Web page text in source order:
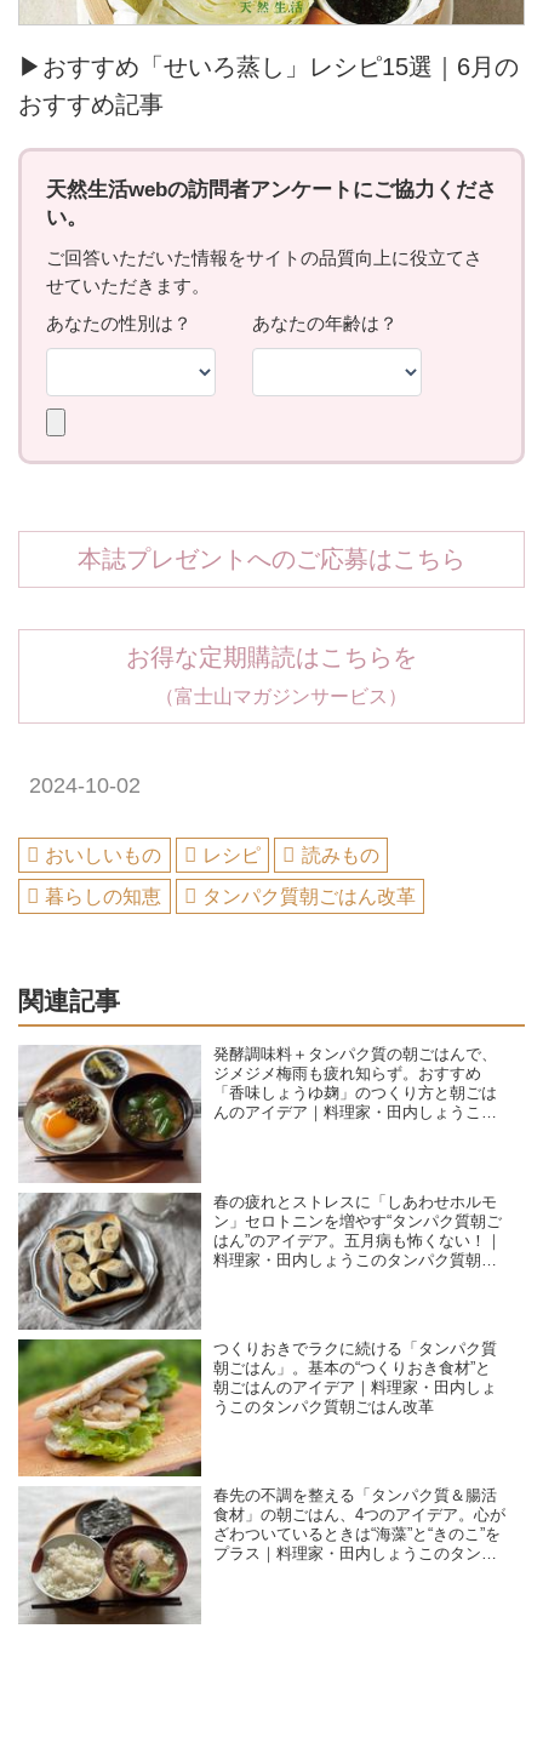
▶おすすめ「せいろ蒸し」レシピ15選｜6月の
おすすめ記事
本誌プレゼントへのご応募はこちら
お得な定期購読はこちらを
（富士山マガジンサービス）
2024-10-02
おいしいもの レシピ
読みもの
暮らしの知恵
タンパク質朝ごはん改革
関連記事
発酵調味料＋タンパク質の朝ごはんで、
ジメジメ梅雨も疲れ知らず。おすすめ
「香味しょうゆ麹」のつくり方と朝ごは
んのアイデア｜料理家・田内しょうこの
春の疲れとストレスに「しあわせホルモ
ン」セロトニンを増やす“タンパク質朝ご
はん”のアイデア。五月病も怖くない！｜
料理家・田内しょうこのタンパク質朝ご
つくりおきでラクに続ける「タンパク質
朝ごはん」。基本の“つくりおき食材”と
朝ごはんのアイデア｜料理家・田内しょ
うこのタンパク質朝ごはん改革
春先の不調を整える「タンパク質＆腸活
食材」の朝ごはん、4つのアイデア。心が
ざわついているときは“海藻”と“きのこ”を
プラス｜料理家・田内しょうこのタンパ